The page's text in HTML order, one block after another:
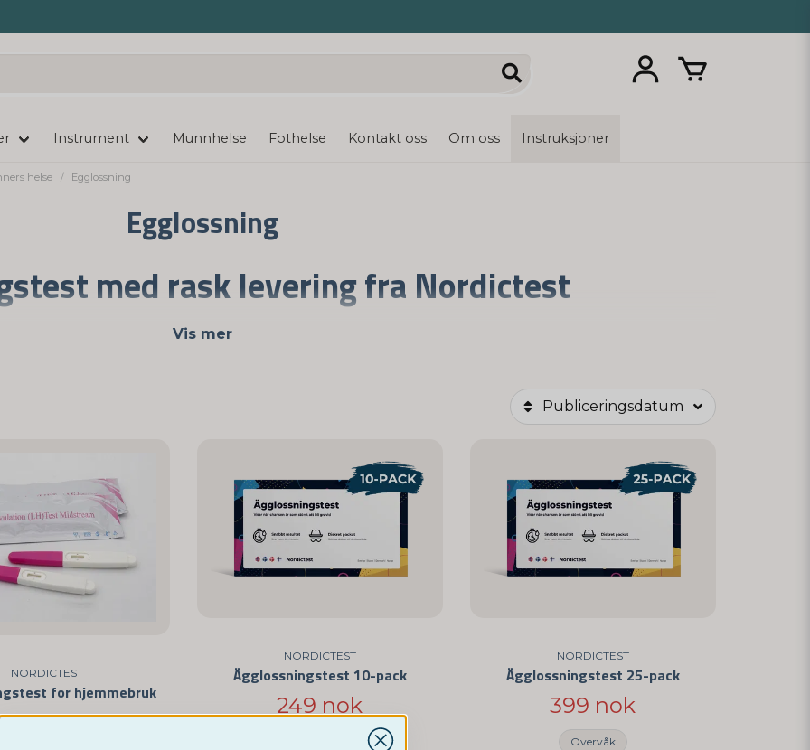
Instrument Munnhelse Fothelse Kontakt oss Om oss Instruksjoner
helse Egglossning
Egglossning
med rask levering fra Nordictest
enkle å bruke, og instruksjonene som følger med viser nøyaktig hvordan du skal gå frem. Kjøp
Vis mer
Publiceringsdatum
NORDICTEST
for hjemmebruk
29 nok
NORDICTEST
Ägglossningstest 10-pack
249 nok
NORDICTEST
Ägglossningstest 25-pack
399 nok
Overvåk